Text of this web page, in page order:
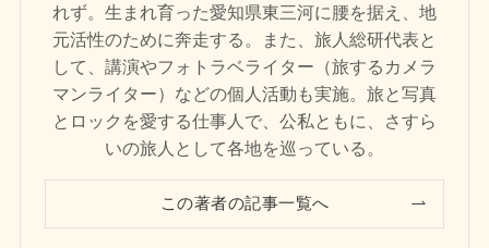
れず。生まれ育った愛知県東三河に腰を据え、地
元活性のために奔走する。また、旅人総研代表と
して、講演やフォトラベライター（旅するカメラ
マンライター）などの個人活動も実施。旅と写真
とロックを愛する仕事人で、公私ともに、さすら
いの旅人として各地を巡っている。
この著者の記事一覧へ